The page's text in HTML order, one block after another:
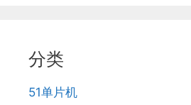
分类
51单片机